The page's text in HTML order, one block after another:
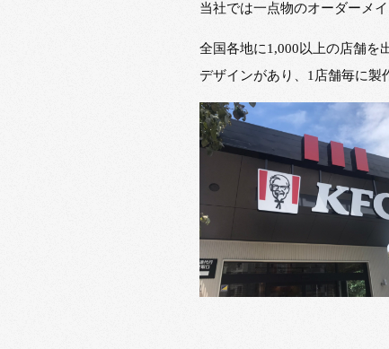
当社では一点物のオーダーメ
全国各地に1,000以上の店舗を
デザインがあり、1店舗毎に製